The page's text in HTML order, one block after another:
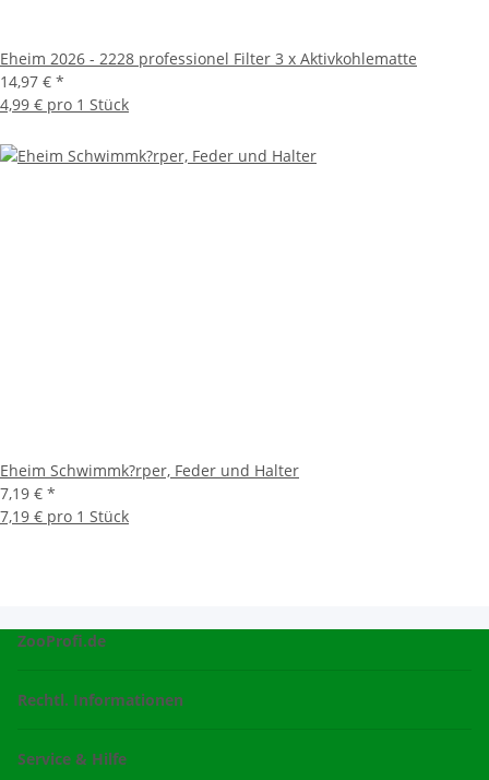
Eheim 2026 - 2228 professionel Filter 3 x Aktivkohlematte
14,97 € *
4,99 € pro 1 Stück
Eheim Schwimmk?rper, Feder und Halter
7,19 € *
7,19 € pro 1 Stück
ZooProfi.de
Rechtl. Informationen
Service & Hilfe